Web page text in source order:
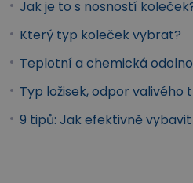
Jak je to s nosností
Který typ koleček vybrat?
Teplotní a chemická
Typ ložisek, odpor valivého
9 tipů: Jak efektivně